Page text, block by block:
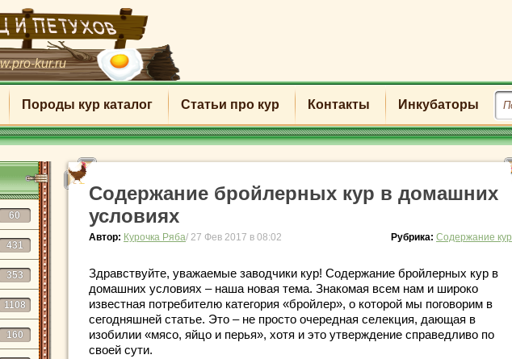
kur.ru
Породы кур каталог Статьи про кур Контакты Инкубаторы
60
431
353
1108
160
Содержание бройлерных кур в домашних
условиях
Автор: Курочка Ряба/ 27 Фев 2017 в 08:02 Рубрика: Содержание кур
Здравствуйте, уважаемые заводчики кур! Содержание бройлерных кур в
домашних условиях – наша новая тема. Знакомая всем нам и широко
известная потребителю категория «бройлер», о которой мы поговорим в
сегодняшней статье. Это – не просто очередная селекция, дающая в
изобилии «мясо, яйцо и перья», хотя и это утверждение справедливо по
своей сути.